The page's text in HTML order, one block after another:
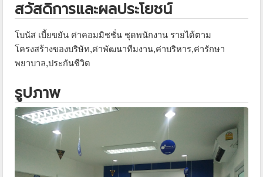
สวัสดิการและผลประโยชน์
โบนัส เบี้ยขยัน ค่าคอมมิชชั่น ชุดพนักงาน รายได้ตาม
โครงสร้างของบริษัท,ค่าพัฒนาทีมงาน,ค่าบริหาร,ค่ารักษา
พยาบาล,ประกันชีวิต
รูปภาพ